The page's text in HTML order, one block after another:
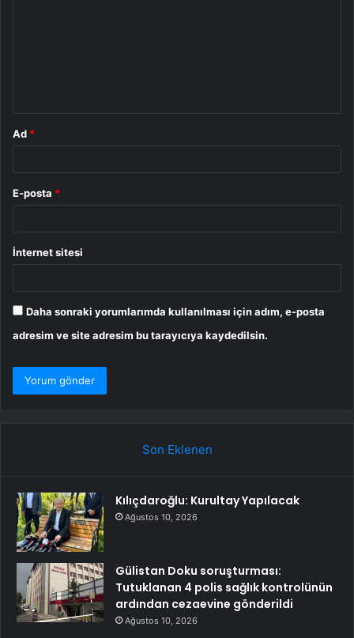
Ad *
E-posta *
İnternet sitesi
Daha sonraki yorumlarımda kullanılması için adım, e-posta
adresim ve site adresim bu tarayıcıya kaydedilsin.
Son Eklenen
Kılıçdaroğlu: Kurultay Yapılacak
Ağustos 10, 2026
Gülistan Doku soruşturması:
Tutuklanan 4 polis sağlık kontrolünün
ardından cezaevine gönderildi
Ağustos 10, 2026